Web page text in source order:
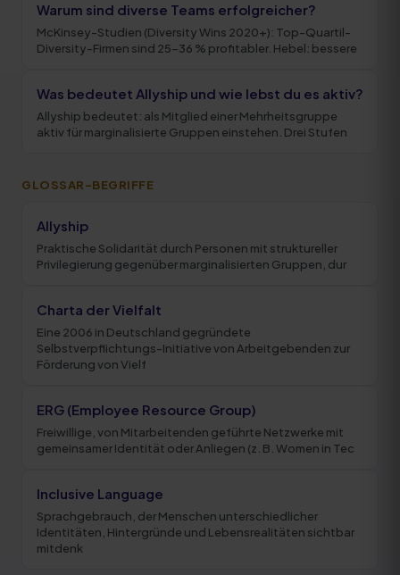
Warum sind diverse Teams erfolgreicher?
McKinsey-Studien (Diversity Wins 2020+): Top-Quartil-
Diversity-Firmen sind 25-36 % profitabler. Hebel: bessere
Was bedeutet Allyship und wie lebst du es aktiv?
Allyship bedeutet: als Mitglied einer Mehrheitsgruppe
aktiv für marginalisierte Gruppen einstehen. Drei Stufen
GLOSSAR-BEGRIFFE
Allyship
Praktische Solidarität durch Personen mit struktureller
Privilegierung gegenüber marginalisierten Gruppen, dur
Charta der Vielfalt
Eine 2006 in Deutschland gegründete
Selbstverpflichtungs-Initiative von Arbeitgebenden zur
Förderung von Vielf
ERG (Employee Resource Group)
Freiwillige, von Mitarbeitenden geführte Netzwerke mit
gemeinsamer Identität oder Anliegen (z. B. Women in Tec
Inclusive Language
Sprachgebrauch, der Menschen unterschiedlicher
Identitäten, Hintergründe und Lebensrealitäten sichtbar
mitdenk